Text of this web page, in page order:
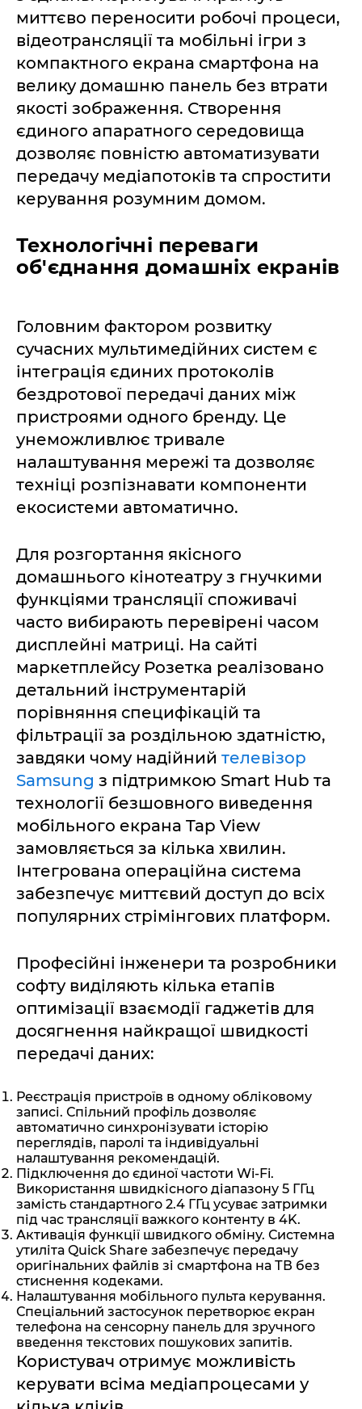
миттєво переносити робочі процеси,
відеотрансляції та мобільні ігри з
компактного екрана смартфона на
велику домашню панель без втрати
якості зображення. Створення
єдиного апаратного середовища
дозволяє повністю автоматизувати
передачу медіапотоків та спростити
керування розумним домом.
Технологічні переваги
об'єднання домашніх екранів
Головним фактором розвитку
сучасних мультимедійних систем є
інтеграція єдиних протоколів
бездротової передачі даних між
пристроями одного бренду. Це
унеможливлює тривале
налаштування мережі та дозволяє
техніці розпізнавати компоненти
екосистеми автоматично.
Для розгортання якісного
домашнього кінотеатру з гнучкими
функціями трансляції споживачі
часто вибирають перевірені часом
дисплейні матриці. На сайті
маркетплейсу Розетка реалізовано
детальний інструментарій
порівняння специфікацій та
фільтрації за роздільною здатністю,
завдяки чому надійний телевізор
Samsung з підтримкою Smart Hub та
технології безшовного виведення
мобільного екрана Tap View
замовляється за кілька хвилин.
Інтегрована операційна система
забезпечує миттєвий доступ до всіх
популярних стрімінгових платформ.
Професійні інженери та розробники
софту виділяють кілька етапів
оптимізації взаємодії гаджетів для
досягнення найкращої швидкості
передачі даних:
Реєстрація пристроїв в одному обліковому
записі. Спільний профіль дозволяє
автоматично синхронізувати історію
переглядів, паролі та індивідуальні
налаштування рекомендацій.
Підключення до єдиної частоти Wi-Fi.
Використання швидкісного діапазону 5 ГГц
замість стандартного 2.4 ГГц усуває затримки
під час трансляції важкого контенту в 4K.
Активація функції швидкого обміну. Системна
утиліта Quick Share забезпечує передачу
оригінальних файлів зі смартфона на ТВ без
стиснення кодеками.
Налаштування мобільного пульта керування.
Спеціальний застосунок перетворює екран
телефона на сенсорну панель для зручного
введення текстових пошукових запитів.
Користувач отримує можливість
керувати всіма медіапроцесами у